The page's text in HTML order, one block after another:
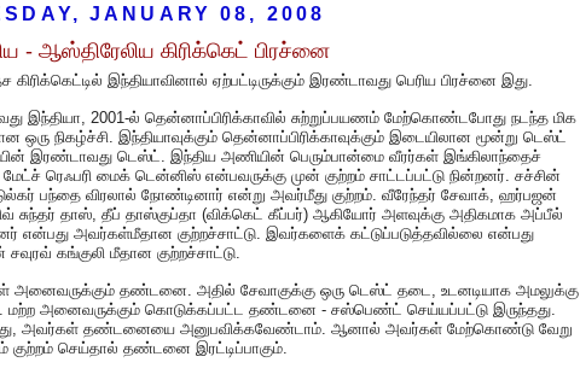
JANUARY 08, 2008
- ஆஸ்திரேலிய கிரிக்கெட் பிரச்னை
கிரிக்கெட்டில் இந்தியாவினால் ஏற்பட்டிருக்கும் இரண்டாவது பெரிய பிரச்னை இது.
இந்தியா, 2001-ல் தென்னாப்பிரிக்காவில் சுற்றுப்பயணம் மேற்கொண்டபோது நடந்த மிக
ஒரு நிகழ்ச்சி. இந்தியாவுக்கும் தென்னாப்பிரிக்காவுக்கும் இடையிலான மூன்று டெஸ்ட்
இரண்டாவது டெஸ்ட். இந்திய அணியின் பெரும்பான்மை வீரர்கள் இங்கிலாந்தைச்
மேட்ச் ரெஃபரி மைக் டென்னிஸ் என்பவருக்கு முன் குற்றம் சாட்டப்பட்டு நின்றனர். சச்சின்
பந்தை விரலால் நோண்டினார் என்று அவர்மீது குற்றம். வீரேந்தர் சேவாக், ஹர்பஜன்
சுந்தர் தாஸ், தீப் தாஸ்குப்தா (விக்கெட் கீப்பர்) ஆகியோர் அளவுக்கு அதிகமாக அப்பீல்
என்பது அவர்கள்மீதான குற்றச்சாட்டு. இவர்களைக் கட்டுப்படுத்தவில்லை என்பது
கங்குலி மீதான குற்றச்சாட்டு.
அனைவருக்கும் தண்டனை. அதில் சேவாகுக்கு ஒரு டெஸ்ட் தடை, உடனடியாக அமலுக்கு
மற்ற அனைவருக்கும் கொடுக்கப்பட்ட தண்டனை - சஸ்பெண்ட் செய்யப்பட்டு இருந்தது.
அவர்கள் தண்டனையை அனுபவிக்கவேண்டாம். ஆனால் அவர்கள் மேற்கொண்டு வேறு
குற்றம் செய்தால் தண்டனை இரட்டிப்பாகும்.